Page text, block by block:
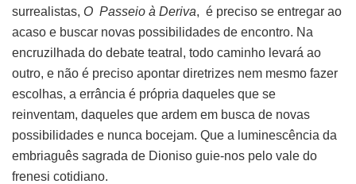
surrealistas, O Passeio à Deriva, é preciso se entregar ao
acaso e buscar novas possibilidades de encontro. Na
encruzilhada do debate teatral, todo caminho levará ao
outro, e não é preciso apontar diretrizes nem mesmo fazer
escolhas, a errância é própria daqueles que se
reinventam, daqueles que ardem em busca de novas
possibilidades e nunca bocejam. Que a luminescência da
embriaguês sagrada de Dioniso guie-nos pelo vale do
frenesi cotidiano.